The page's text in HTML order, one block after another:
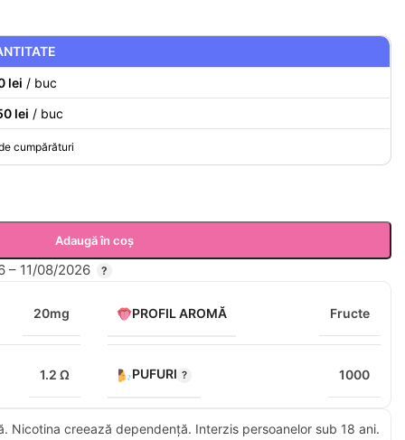
lei / buc
lei / buc
cumpărături
Adaugă în coș
– 11/08/2026
20mg PROFIL AROMĂ Fructe
1.2 Ω PUFURI 1000
Nicotina creează dependență. Interzis persoanelor sub 18 ani.​